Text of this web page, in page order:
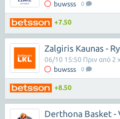
buwsss 0
+7.50
Zalgiris Kaunas -
buwsss 0
06/10 15:50 Πριν από 2
+8.50
Derthona Basket -